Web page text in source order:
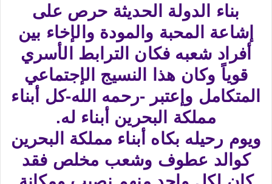
بناء الدولة الحديثة حرص على
إشاعة المحبة والمودة والإخاء بين
أفراد شعبه فكان الترابط الأسري
قوياً وكان هذا النسيج الإجتماعي
المتكامل وإعتبر -رحمه الله-كل أبناء
مملكة البحرين أبناء له.
ويوم رحيله بكاه أبناء مملكة البحرين
كوالد عطوف وشعب مخلص فقد